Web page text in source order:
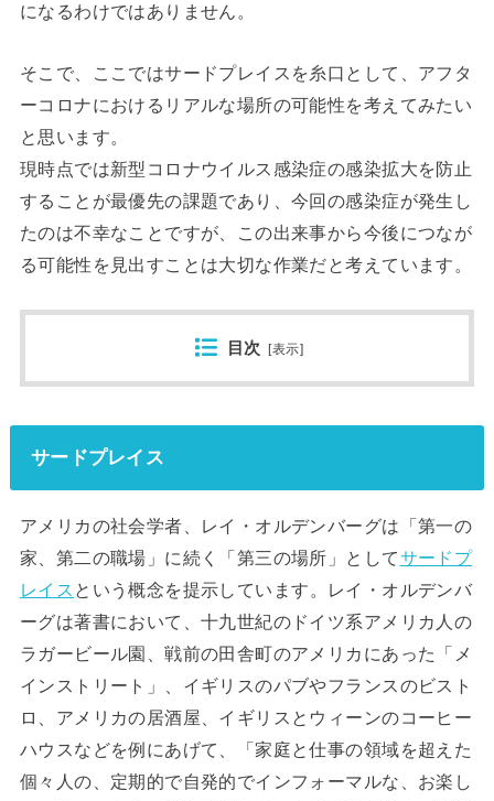
になるわけではありません。
そこで、ここではサードプレイスを糸口として、アフタ
ーコロナにおけるリアルな場所の可能性を考えてみたい
と思います。
現時点では新型コロナウイルス感染症の感染拡大を防止
することが最優先の課題であり、今回の感染症が発生し
たのは不幸なことですが、この出来事から今後につなが
る可能性を見出すことは大切な作業だと考えています。
目次 [表示]
サードプレイス
アメリカの社会学者、レイ・オルデンバーグは「第一の
家、第二の職場」に続く「第三の場所」としてサードプ
レイス という概念を提示しています。レイ・オルデンバ
ーグは著書において、十九世紀のドイツ系アメリカ人の
ラガービール園、戦前の田舎町のアメリカにあった「メ
インストリート」、イギリスのパブやフランスのビスト
ロ、アメリカの居酒屋、イギリスとウィーンのコーヒー
ハウスなどを例にあげて、「家庭と仕事の領域を超えた
個々人の、定期的で自発的でインフォーマルな、お楽し